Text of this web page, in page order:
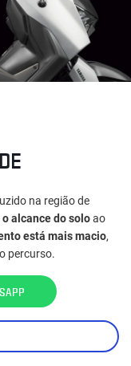
na região de
alcance do soloao
está mais macio,
percurso.